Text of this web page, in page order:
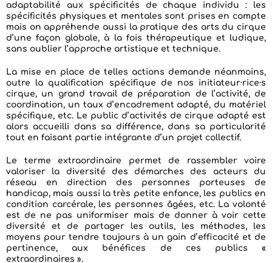
adaptabilité aux spécificités de chaque individu : les
spécificités physiques et mentales sont prises en compte
mais on appréhende aussi la pratique des arts du cirque
d’une façon globale, à la fois thérapeutique et ludique,
sans oublier l’approche artistique et technique.
La mise en place de telles actions demande néanmoins,
outre la qualification spécifique de nos initiateur·rice·s
cirque, un grand travail de préparation de l’activité, de
coordination, un taux d’encadrement adapté, du matériel
spécifique, etc. Le public d’activités de cirque adapté est
alors accueilli dans sa différence, dans sa particularité
tout en faisant partie intégrante d’un projet collectif.
Le terme extraordinaire permet de rassembler voire
valoriser la diversité des démarches des acteurs du
réseau en direction des personnes porteuses de
handicap, mais aussi la très petite enfance, les publics en
condition carcérale, les personnes âgées, etc. La volonté
est de ne pas uniformiser mais de donner à voir cette
diversité et de partager les outils, les méthodes, les
moyens pour tendre toujours à un gain d’efficacité et de
pertinence, aux bénéfices de ces publics «
extraordinaires ».